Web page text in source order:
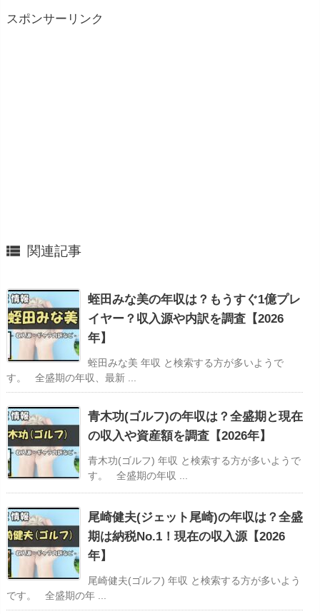
スポンサーリンク
 関連記事
蛭田みな美の年収は？もうすぐ1億プレ
イヤー？収入源や内訳を調査【2026
年】
蛭田みな美 年収 と検索する方が多いようで
す。 全盛期の年収、最新 ...
青木功(ゴルフ)の年収は？全盛期と現在
の収入や資産額を調査【2026年】
青木功(ゴルフ) 年収 と検索する方が多いようで
す。 全盛期の年収 ...
尾崎健夫(ジェット尾崎)の年収は？全盛
期は納税No.1！現在の収入源【2026
年】
尾崎健夫(ゴルフ) 年収 と検索する方が多いよう
です。 全盛期の年 ...